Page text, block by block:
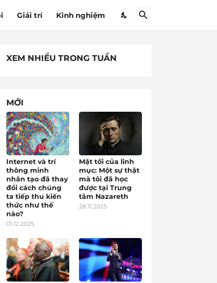
Giải trí Kinh nghiệm
XEM NHIỀU TRONG TUẦN
MỚI
Internet và trí
thông minh
nhân tạo đã thay
đổi cách chúng
ta tiếp thu kiến
thức như thế
nào?
01.12.2025
Mặt tối của linh
mục: Một sự thật
mà tôi đã học
được tại Trung
tâm Nazareth
28.11.2025